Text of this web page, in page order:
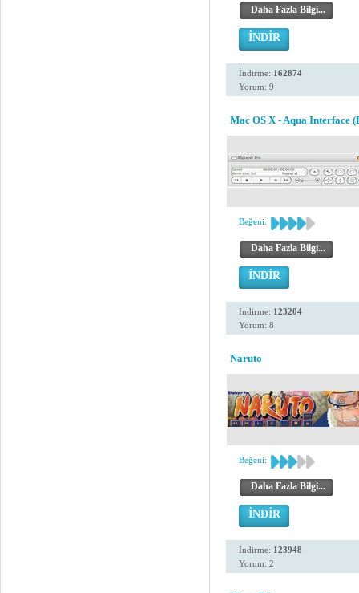
Daha Fazla Bilgi...
İNDİR
İndirme: 162874
Yorum: 9
Mac OS X - Aqua Interface
Beğeni:
Daha Fazla Bilgi...
İNDİR
İndirme: 123204
Yorum: 8
Naruto
Beğeni:
Daha Fazla Bilgi...
İNDİR
İndirme: 123948
Yorum: 2